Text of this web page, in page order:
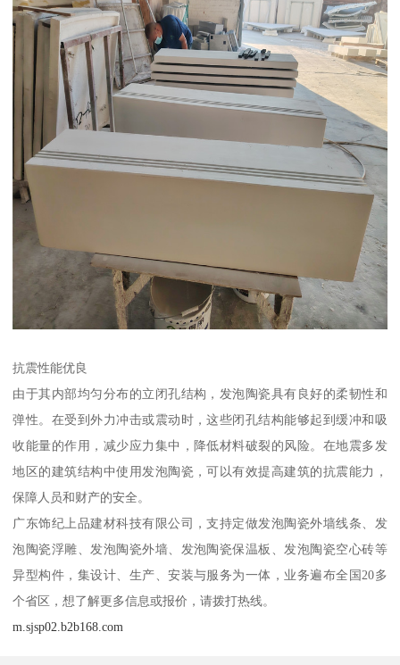
抗震性能优良
由于其内部均匀分布的立闭孔结构，发泡陶瓷具有良好的柔韧性和
弹性。在受到外力冲击或震动时，这些闭孔结构能够起到缓冲和吸
收能量的作用，减少应力集中，降低材料破裂的风险。在地震多发
地区的建筑结构中使用发泡陶瓷，可以有效提高建筑的抗震能力，
保障人员和财产的安全。
广东饰纪上品建材科技有限公司，支持定做发泡陶瓷外墙线条、发
泡陶瓷浮雕、发泡陶瓷外墙、发泡陶瓷保温板、发泡陶瓷空心砖等
异型构件，集设计、生产、安装与服务为一体，业务遍布全国20多
个省区，想了解更多信息或报价，请拨打热线。
m.sjsp02.b2b168.com